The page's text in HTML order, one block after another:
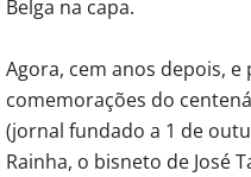
Belga na capa.
Agora, cem anos depois, e
comemorações do
(jornal fundado a 1 de
Rainha, o bisneto de José